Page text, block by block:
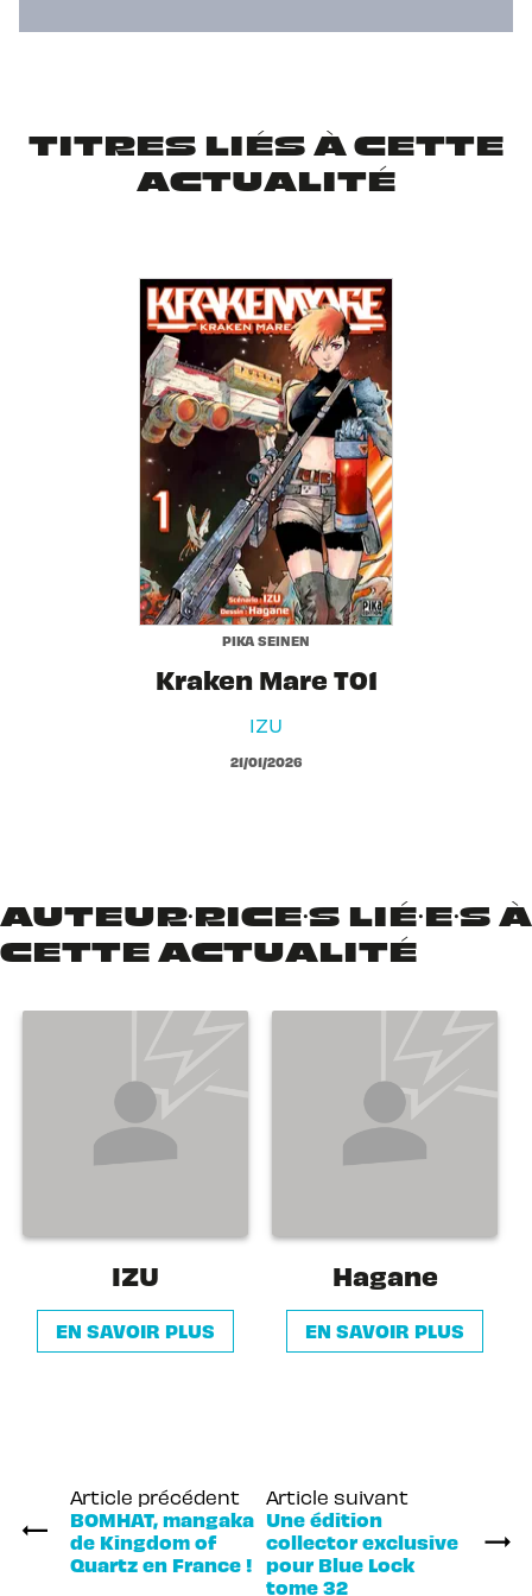
TITRES LIÉS À CETTE
ACTUALITÉ
PIKA SEINEN
Kraken Mare T01
IZU
21/01/2026
AUTEUR·RICE·S LIÉ·E·S À
CETTE ACTUALITÉ
IZU
EN SAVOIR PLUS
Hagane
EN SAVOIR PLUS
Article précédent
BOMHAT, mangaka
de Kingdom of
Quartz en France !
Article suivant
Une édition
collector exclusive
pour Blue Lock
tome 32